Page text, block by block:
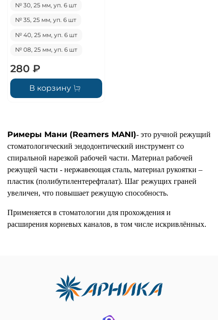
№ 30, 25 мм, уп. 6 шт
№ 35, 25 мм, уп. 6 шт
№ 40, 25 мм, уп. 6 шт
№ 08, 25 мм, уп. 6 шт
280 ₽
В корзину
Римеры Мани (Reamers MANI)- это ручной режущий
стоматологический эндодонтический инструмент со
спиральной нарезкой рабочей части. Материал рабочей
режущей части - нержавеющая сталь, материал рукоятки –
пластик (полибутилентерефталат). Шаг режущих граней
увеличен, что повышает режущую способность.
Применяется в стоматологии для прохождения и
расширения корневых каналов, в том числе искривлённых.